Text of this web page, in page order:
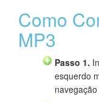
Como
MP3
Passo 1.
esquerdo